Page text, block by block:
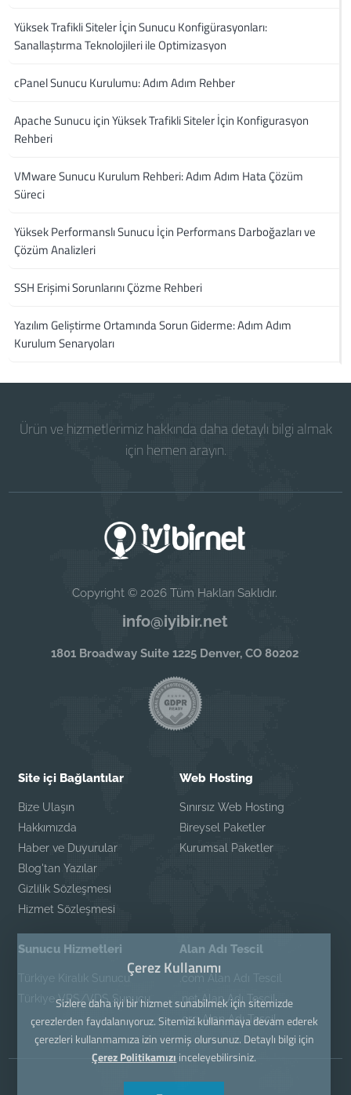
Yüksek Trafikli Siteler İçin Sunucu Konfigürasyonları:
Sanallaştırma Teknolojileri ile Optimizasyon
cPanel Sunucu Kurulumu: Adım Adım Rehber
Apache Sunucu için Yüksek Trafikli Siteler İçin Konfigurasyon
Rehberi
VMware Sunucu Kurulum Rehberi: Adım Adım Hata Çözüm
Süreci
Yüksek Performanslı Sunucu İçin Performans Darboğazları ve
Çözüm Analizleri
SSH Erişimi Sorunlarını Çözme Rehberi
Yazılım Geliştirme Ortamında Sorun Giderme: Adım Adım
Kurulum Senaryoları
Ürün ve hizmetlerimiz hakkında daha detaylı bilgi almak
için hemen arayın.
Copyright © 2026 Tüm Hakları Saklıdır.
info@iyibir.net
1801 Broadway Suite 1225 Denver, CO 80202
Site içi Bağlantılar
Bize Ulaşın
Hakkımızda
Haber ve Duyurular
Blog'tan Yazılar
Gizlilik Sözleşmesi
Hizmet Sözleşmesi
Web Hosting
Sınırsız Web Hosting
Bireysel Paketler
Kurumsal Paketler
Sunucu Hizmetleri
Türkiye Kiralık Sunucu
Türkiye VPS/VDS Sunucu
Alan Adı Tescil
.com Alan Adı Tescil
.net Alan Adı Tescil
.org Alan Adı Tescil
Çerez Kullanımı
Sizlere daha iyi bir hizmet sunabilmek için sitemizde
çerezlerden faydalanıyoruz. Sitemizi kullanmaya devam ederek
çerezleri kullanmamıza izin vermiş olursunuz. Detaylı bilgi için
Çerez Politikamızı inceleyebilirsiniz.